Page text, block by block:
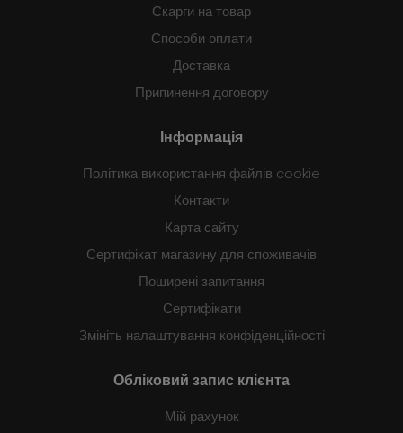
Скарги на товар
Способи оплати
Доставка
Припинення договору
Інформація
Політика використання файлів cookie
Контакти
Карта сайту
Сертифікат магазину для споживачів
Поширені запитання
Сертифікати
Змініть налаштування конфіденційності
Обліковий запис клієнта
Мій рахунок